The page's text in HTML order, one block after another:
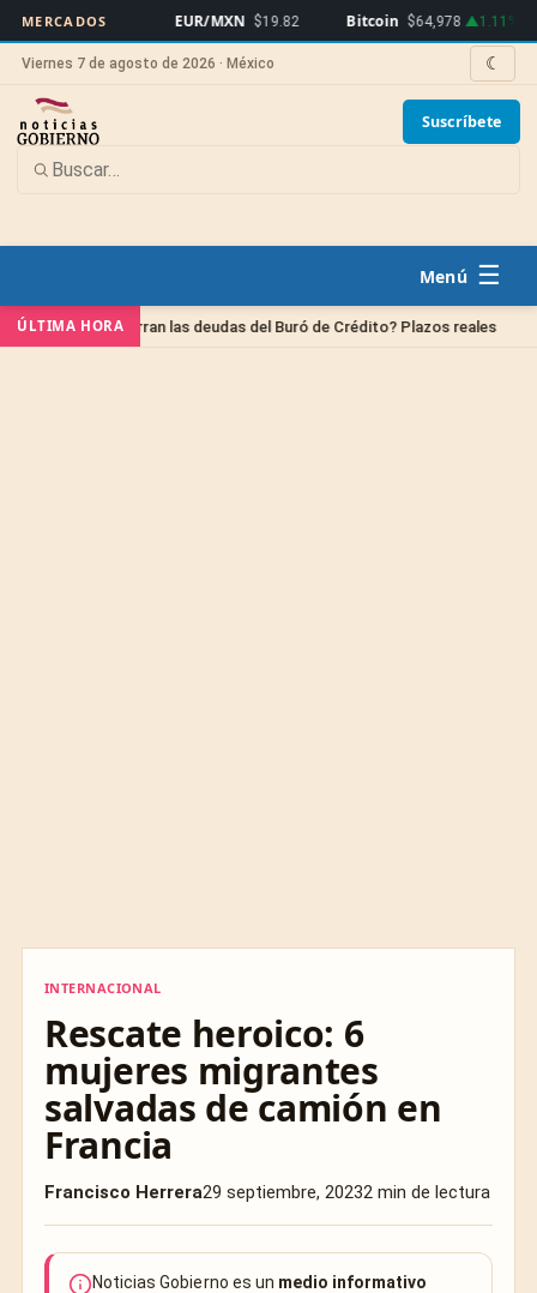
MERCADOS
$17.15 EUR/MXN $19.82 Bitcoin $64,978▲1.11%
Viernes 7 de agosto de 2026 · México ☾
Suscríbete
☰
ÚLTIMA HORA
se borran las deudas del Buró de Crédito? Plazos reales
INTERNACIONAL
Rescate heroico: 6
mujeres migrantes
salvadas de camión en
Francia
Francisco Herrera29 septiembre, 20232 min de lectura
Noticias Gobierno es un medio informativo